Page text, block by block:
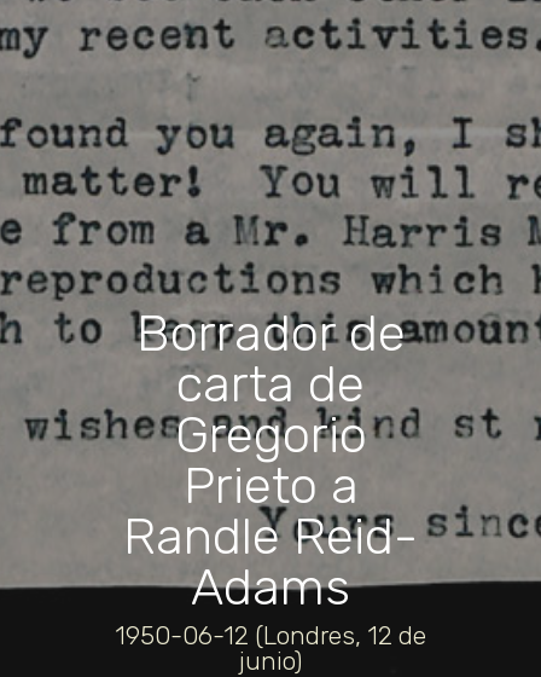
Borrador de
carta de
Gregorio
Prieto a
Randle Reid-
Adams
1950-06-12 (Londres, 12 de
junio)